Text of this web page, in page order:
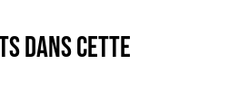
dans cette